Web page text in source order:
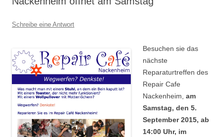
Schreibe eine Antwort
Besuchen sie das
nächste
Reparaturtreffen des
Repair Cafe
Nackenheim, am
Samstag, den 5.
September 2015, ab
14:00 Uhr, im